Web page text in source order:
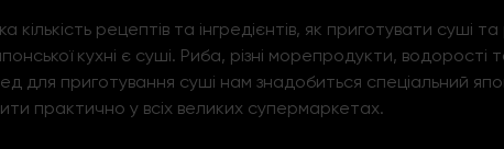
кількість рецептів та інгредієнтів, як приготувати суші та
кухні є суші. Риба, різні морепродукти,
для приготування суші нам знадобиться спеціальний
практично у всіх великих супермаркетах.